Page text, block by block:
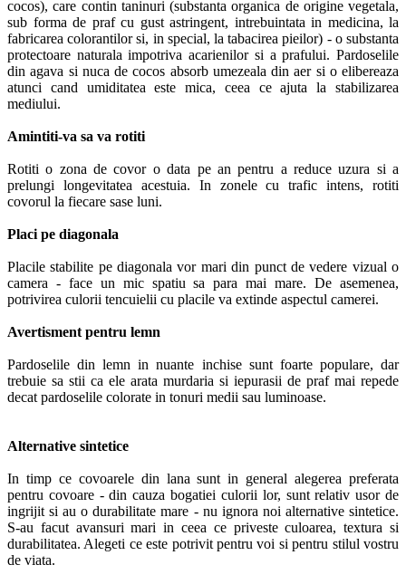
cocos), care contin taninuri (substanta organica de origine vegetala,
sub forma de praf cu gust astringent, intrebuintata in medicina, la
fabricarea colorantilor si, in special, la tabacirea pieilor) - o substanta
protectoare naturala impotriva acarienilor si a prafului. Pardoselile
din agava si nuca de cocos absorb umezeala din aer si o elibereaza
atunci cand umiditatea este mica, ceea ce ajuta la stabilizarea
mediului.
Amintiti-va sa va rotiti
Rotiti o zona de covor o data pe an pentru a reduce uzura si a
prelungi longevitatea acestuia. In zonele cu trafic intens, rotiti
covorul la fiecare sase luni.
Placi pe diagonala
Placile stabilite pe diagonala vor mari din punct de vedere vizual o
camera - face un mic spatiu sa para mai mare. De asemenea,
potrivirea culorii tencuielii cu placile va extinde aspectul camerei.
Avertisment pentru lemn
Pardoselile din lemn in nuante inchise sunt foarte populare, dar
trebuie sa stii ca ele arata murdaria si iepurasii de praf mai repede
decat pardoselile colorate in tonuri medii sau luminoase.
Alternative sintetice
In timp ce covoarele din lana sunt in general alegerea preferata
pentru covoare - din cauza bogatiei culorii lor, sunt relativ usor de
ingrijit si au o durabilitate mare - nu ignora noi alternative sintetice.
S-au facut avansuri mari in ceea ce priveste culoarea, textura si
durabilitatea. Alegeti ce este potrivit pentru voi si pentru stilul vostru
de viata.